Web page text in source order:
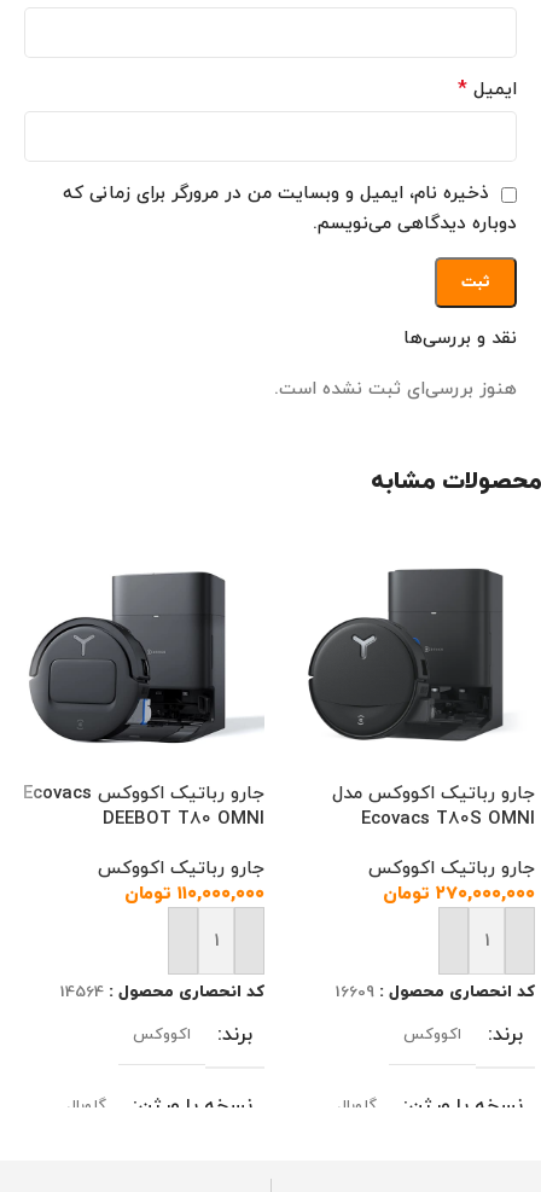
نقد و بررسی‌ها
هنوز بررسی‌ای ثبت نشده است.
ایمیل *
ذخیره نام، ایمیل و وبسایت من در مرورگر برای زمانی که
دوباره دیدگاهی می‌نویسم.
محصولات مشابه
جارو رباتیک اکووکس مدل
Ecovacs T80S OMNI
جارو رباتیک اکووکس
۲۷۰,۰۰۰,۰۰۰ تومان
افزودن به سبد خرید
کد انحصاری محصول : 16609
برند اکووکس
نسخه یا ورژن گلوبال
جارو رباتیک اکووکس Ecovacs
DEEBOT T80 OMNI
جارو رباتیک اکووکس
۱۱۰,۰۰۰,۰۰۰ تومان
افزودن به سبد خرید
کد انحصاری محصول : 14564
برند اکووکس
نسخه یا ورژن گلوبال